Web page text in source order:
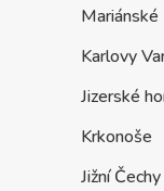
Mariánské
Karlovy
Jizerské
Krkonoše
Jižní Čechy